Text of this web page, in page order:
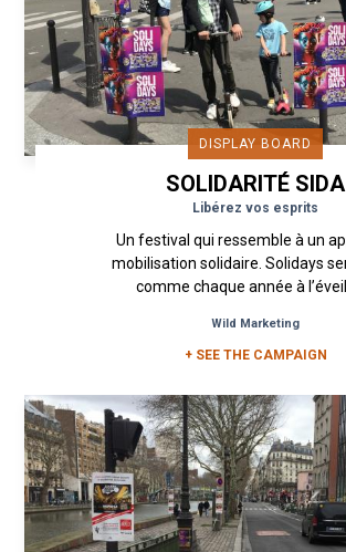
DISPLAY BOARD
SOLIDARITÉ SIDA
Libérez vos esprits
Un festival qui ressemble à un
mobilisation solidaire. Solidays
comme chaque année à
Wild Marketing
+ SEE THE CAMPAIGN